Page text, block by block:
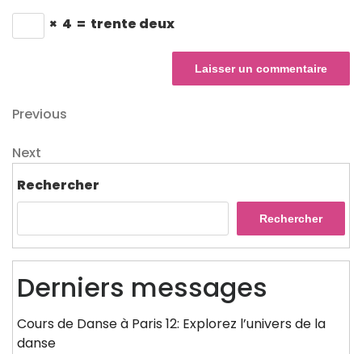
× 4 = trente deux
Navigation
de
l’article
Previous
Previous
Next
Next
Rechercher
Rechercher
Derniers messages
Cours de Danse à Paris 12: Explorez l’univers de la
danse